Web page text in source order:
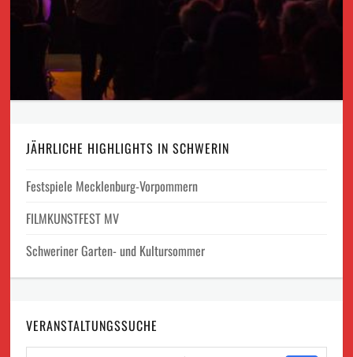
JÄHRLICHE HIGHLIGHTS IN SCHWERIN
Festspiele Mecklenburg-Vorpommern
FILMKUNSTFEST MV
Schweriner Garten- und Kultursommer
VERANSTALTUNGSSUCHE